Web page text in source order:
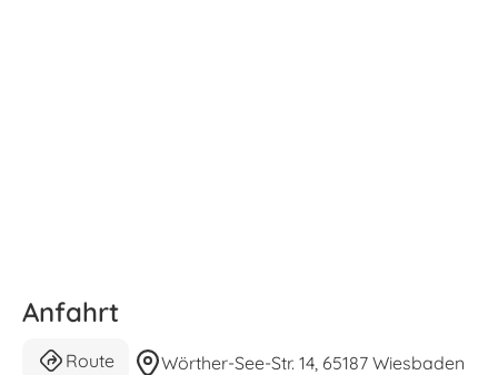
Anfahrt
Route Wörther-See-Str. 14, 65187 Wiesbaden